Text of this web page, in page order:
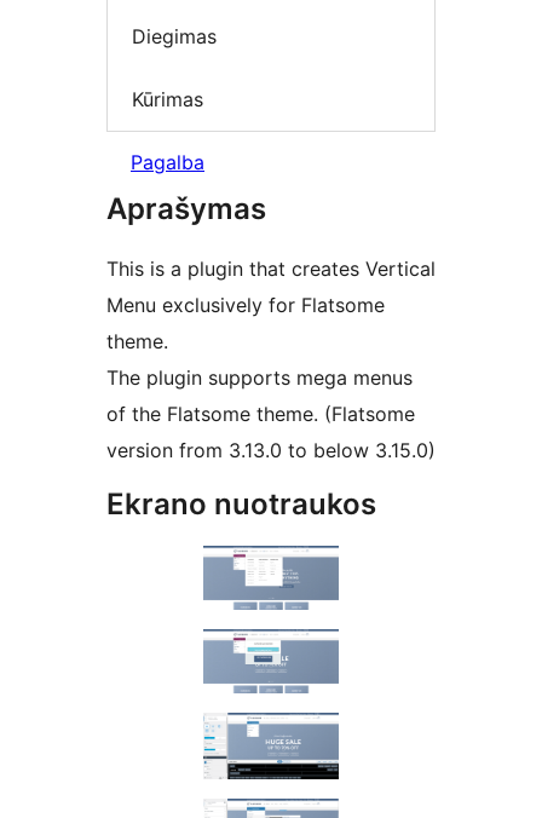
Diegimas
Kūrimas
Pagalba
Aprašymas
This is a plugin that creates Vertical
Menu exclusively for Flatsome
theme.
The plugin supports mega menus
of the Flatsome theme. (Flatsome
version from 3.13.0 to below 3.15.0)
Ekrano nuotraukos